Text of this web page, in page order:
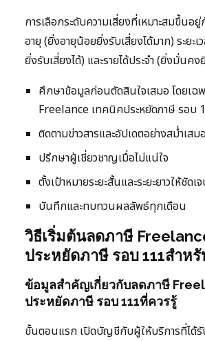
การเลือกระดับความเสี่ยงที่เหมาะสมขึ้นอ
อายุ (ยิ่งอายุน้อยยิ่งรับเสี่ยงได้มาก) ระยะเ
ยิ่งรับเสี่ยงได้) และรายได้ประจำ (ยิ่งมั่นคง
ศึกษาข้อมูลก่อนตัดสินใจเสมอ โดยเฉ
Freelance เทคนิคประหยัดภาษี รอบ
ติดตามข่าวสารและอัปเดตอย่างสม่ำเสมอ
ปรึกษาผู้เชี่ยวชาญเมื่อไม่แน่ใจ
ตั้งเป้าหมายระยะสั้นและระยะยาวให้ชัดเ
บันทึกและทบทวนผลลัพธ์ทุกเดือน
วิธีเริ่มต้นลดภาษี
ประหยัดภาษี รอบ 111สำห
ข้อมูลสำคัญเกี่ยวกับลดภาษี
ประหยัดภาษี รอบ 111ที่ควรรู้
ขั้นตอนแรก เปิดบัญชีกับผู้ให้บริการที่ได้